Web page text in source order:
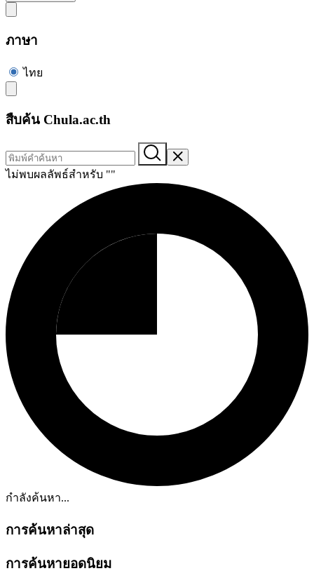
ภาษา
ไทย
สืบค้น Chula.ac.th
ไม่พบผลลัพธ์สำหรับ ""
กำลังค้นหา...
การค้นหาล่าสุด
การค้นหายอดนิยม